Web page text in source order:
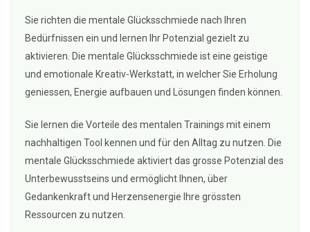
Sie richten die mentale Glücksschmiede nach Ihren
Bedürfnissen ein und lernen Ihr Potenzial gezielt zu
aktivieren. Die mentale Glücksschmiede ist eine geistige
und emotionale Kreativ-Werkstatt, in welcher Sie Erholung
geniessen, Energie aufbauen und Lösungen finden können.
Sie lernen die Vorteile des mentalen Trainings mit einem
nachhaltigen Tool kennen und für den Alltag zu nutzen. Die
mentale Glücksschmiede aktiviert das grosse Potenzial des
Unterbewusstseins und ermöglicht Ihnen, über
Gedankenkraft und Herzensenergie Ihre grössten
Ressourcen zu nutzen.